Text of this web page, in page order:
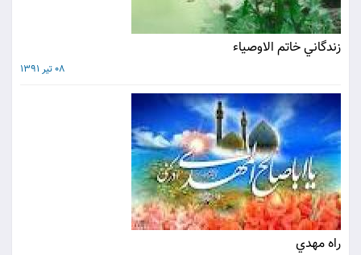
زندگاني خاتم الاوصياء
08 تیر 1391
راه مهدي